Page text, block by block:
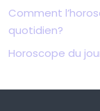
Comment
quotidien?
Horoscope du